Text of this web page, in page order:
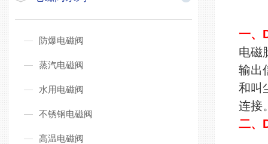
防爆电磁阀
蒸汽电磁阀
水用电磁阀
不锈钢电磁阀
高温电磁阀
一、
电磁
输出
和叫
连接
二、